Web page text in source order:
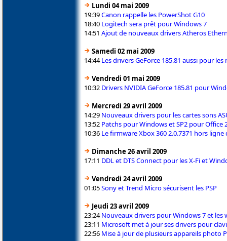
Lundi 04 mai 2009
19:39Canon rappelle les PowerShot G10
18:40 Logitech sera prêt pour Windows 7
14:51 Ajout de nouveaux drivers Atheros
Samedi 02 mai 2009
14:44Les drivers GeForce 185.81 aussi pour
Vendredi 01 mai 2009
10:32 Drivers NVIDIA GeForce 185.81 pour
Mercredi 29 avril 2009
14:29 Nouveaux drivers pour les cartes sons
13:52 Patchs pour Windows et SP2 pour Office
10:36 Le firmware Xbox 360 2.0.7371 hors
Dimanche 26 avril 2009
17:11 DDL et DTS Connect pour les X-Fi et
Vendredi 24 avril 2009
01:05Sony et Trend Micro sécurisent les PSP
Jeudi 23 avril 2009
23:24Nouveaux drivers pour Windows 7 et les
23:11 Microsoft met à jour ses drivers pour
22:56 Mise à jour de plusieurs appareils photo